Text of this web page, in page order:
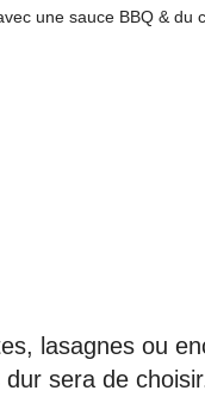
une sauce BBQ & du
lasagnes ou
sera de